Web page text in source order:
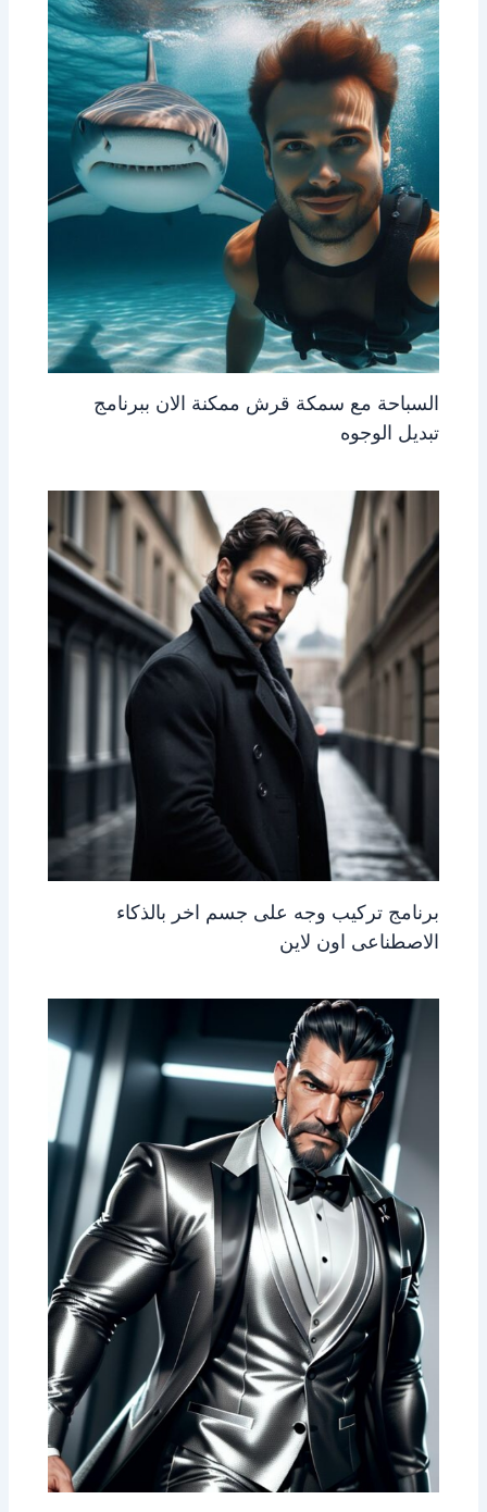
السباحة مع سمكة قرش ممكنة الان ببرنامج
تبديل الوجوه
برنامج تركيب وجه على جسم اخر بالذكاء
الاصطناعى اون لاين